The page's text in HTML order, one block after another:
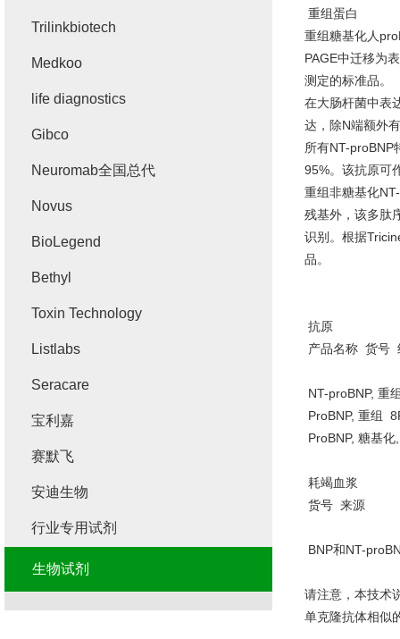
重组蛋白
重组糖基化人
PAGE中迁移为
测定的标准品。
在大肠杆菌中表
达，除N端额外
所有NT-proBNP
95%。该抗原可
重组非糖基化
残基外，该多肽
识别。根据
品。
抗原
产品名称 货号
NT-proBNP, 重
ProBNP, 重组
ProBNP, 糖基化
耗竭血浆
货号 来源
BNP和NT-
请注意，本技术
单克隆抗体相似
Trilinkbiotech
Medkoo
life diagnostics
Gibco
Neuromab全国总代
Novus
BioLegend
Bethyl
Toxin Technology
Listlabs
Seracare
宝利嘉
赛默飞
安迪生物
行业专用试剂
生物试剂